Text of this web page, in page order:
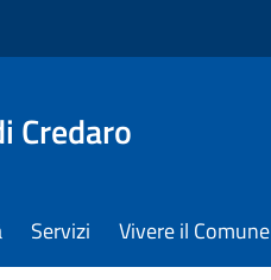
Credaro
Servizi Vivere il Comune